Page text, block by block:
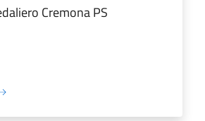
Cremona PS